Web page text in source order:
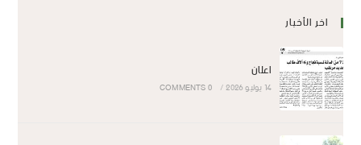
اخر الأخبار
اعلان
14 يوليو 2026 /
0 COMMENTS